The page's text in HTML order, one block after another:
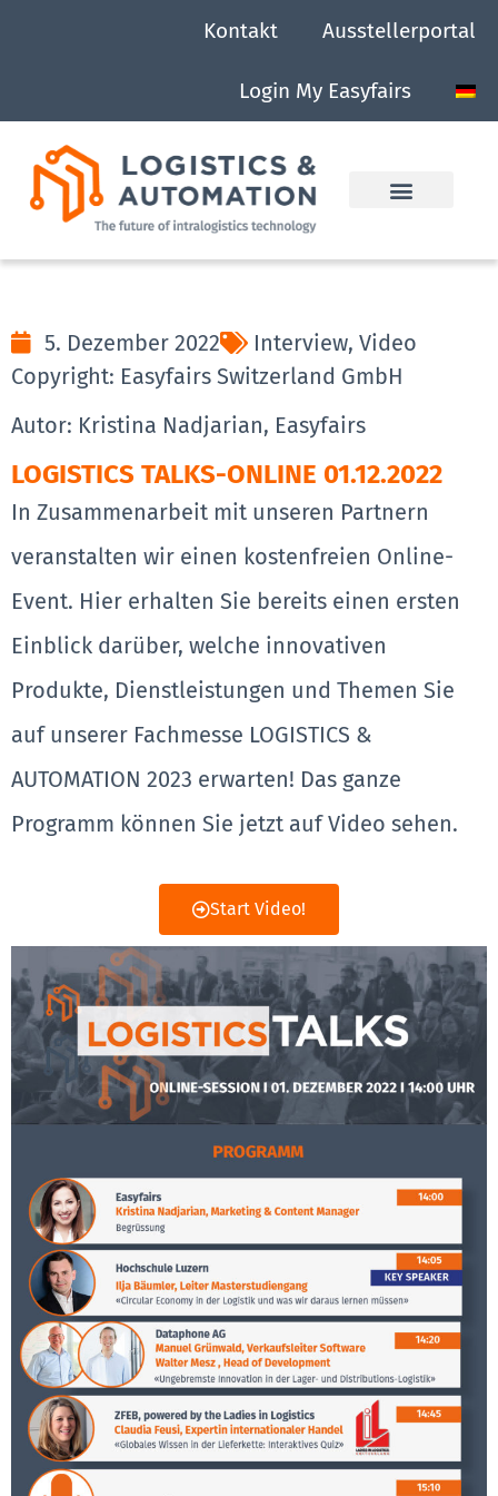
Kontakt Ausstellerportal
Login My Easyfairs
5. Dezember 2022 Interview, Video
Copyright: Easyfairs Switzerland GmbH
Autor: Kristina Nadjarian, Easyfairs
LOGISTICS TALKS-ONLINE 01.12.2022
In Zusammenarbeit mit unseren Partnern
veranstalten wir einen kostenfreien Online-
Event. Hier erhalten Sie bereits einen ersten
Einblick darüber, welche innovativen
Produkte, Dienstleistungen und Themen Sie
auf unserer Fachmesse LOGISTICS &
AUTOMATION 2023 erwarten! Das ganze
Programm können Sie jetzt auf Video sehen.
Start Video!